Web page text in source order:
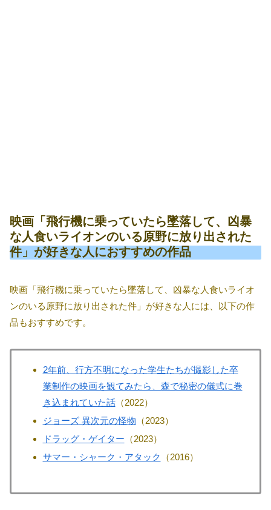
映画「飛行機に乗っていたら墜落して、凶暴
な人食いライオンのいる原野に放り出された
件」が好きな人におすすめの作品
映画「飛行機に乗っていたら墜落して、凶暴な人食いライオ
ンのいる原野に放り出された件」が好きな人には、以下の作
品もおすすめです。
2年前、行方不明になった学生たちが撮影した卒
業制作の映画を観てみたら、森で秘密の儀式に巻
き込まれていた話（2022）
ジョーズ 異次元の怪物 （2023）
ドラッグ・ゲイター （2023）
サマー・シャーク・アタック （2016）